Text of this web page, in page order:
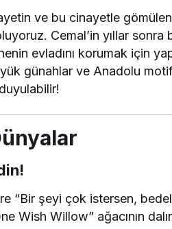
ve bu cinayetle gömülen
Cemal’in yıllar sonra
evladını korumak için
günahlar ve Anadolu
“Bir şeyi çok istersen,
Wish Willow” ağacının